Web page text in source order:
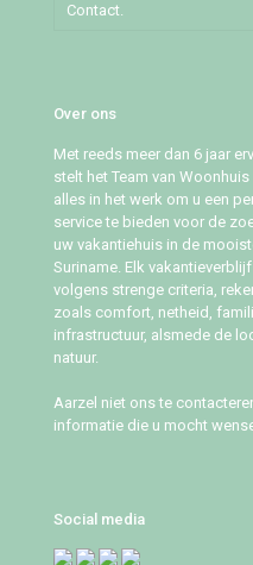
Tillystraat
Contact.
Over ons
Met reeds meer dan 6 jaar
stelt het Team van Woonhuis
alles in het werk om u een
service te bieden voor de
uw vakantiehuis in de
Suriname. Elk
volgens strenge criteria,
zoals comfort, netheid,
infrastructuur, alsmede de
natuur.
Aarzel niet ons te
informatie die u mocht
Social media